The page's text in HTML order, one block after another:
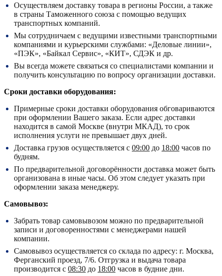
Осуществляем доставку товара в регионы России, а также
в страны Таможенного союза с помощью ведущих
транспортных компаний.
Мы сотрудничаем с ведущими известными транспортными
компаниями и курьерскими службами: «Деловые линии»,
«ПЭК», «Байкал Сервис», «КИТ», СДЭК и др.
Вы всегда можете связаться со специалистами компании и
получить консультацию по вопросу организации доставки.
Сроки доставки оборудования:
Примерные сроки доставки оборудования обговариваются
при оформлении Вашего заказа. Если адрес доставки
находится в самой Москве (внутри МКАД), то срок
исполнения услуги не превышает двух дней.
Доставка грузов осуществляется с 09:00 до 18:00 часов по
будням.
По предварительной договорённости доставка может быть
организована в иные часы. Об этом следует указать при
оформлении заказа менеджеру.
Самовывоз:
Забрать товар самовывозом можно по предварительной
записи и договоренностями с менеджерами нашей
компании.
Самовывоз осуществляется со склада по адресу: г. Москва,
Ферганский проезд, 7/6. Отгрузка и выдача товара
производится с 08:30 до 18:00 часов в будние дни.